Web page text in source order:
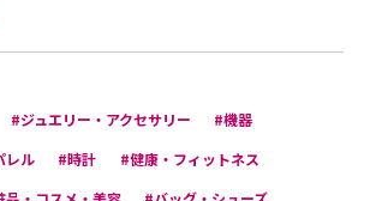
#ジュエリー・アクセサリー
#機器
レル #時計
#健康・フィットネス